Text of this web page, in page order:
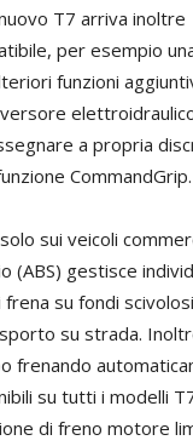
T7 arriva inoltre
per esempio
funzioni
a propria
CommandGrip.
sui veicoli
(ABS) gestisce
su fondi
su strada.
frenando
su tutti i modelli
di freno motore